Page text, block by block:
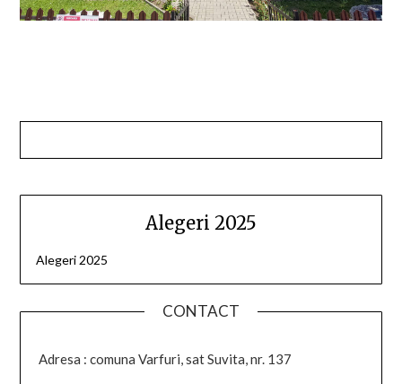
Alegeri 2025
Alegeri 2025
CONTACT
Adresa : comuna Varfuri, sat Suvita, nr. 137